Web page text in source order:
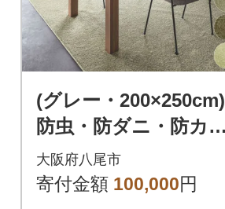
(グレー・200×250cm)
防虫・防ダニ・防カ
ビ・抗菌のマルチ機
能無地ラグ(H146)
大阪府八尾市
寄付金額 100,000円